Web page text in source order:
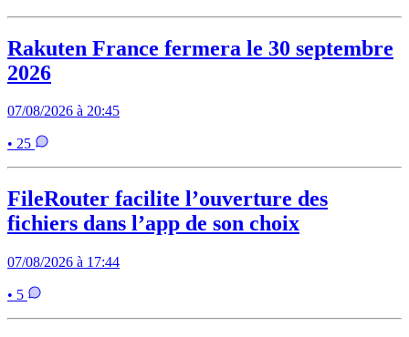
Rakuten France fermera le 30 septembre
2026
07/08/2026 à 20:45
• 25
FileRouter facilite l’ouverture des
fichiers dans l’app de son choix
07/08/2026 à 17:44
• 5